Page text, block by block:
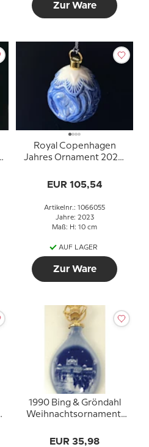
Zur Ware
Royal Copenhagen
Jahres Ornament 2023,
EUR 105,54
Artikelnr.: 1066055
Jahre: 2023
Maß: H: 10 cm
AUF LAGER
Zur Ware
1990 Bing & Gröndahl
Weihnachtsornament,
EUR 35,98